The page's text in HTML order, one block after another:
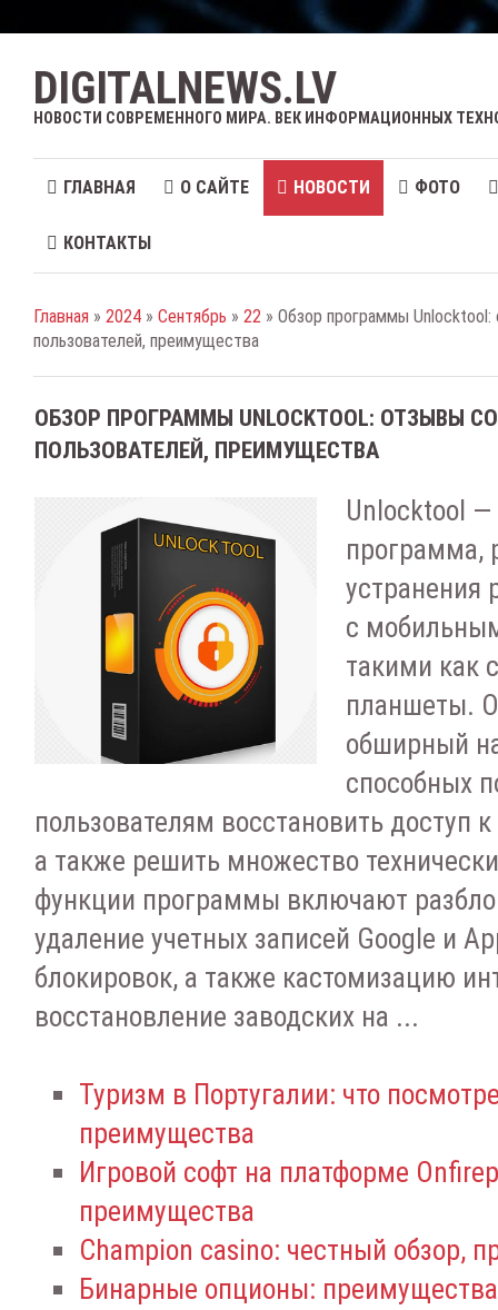
DIGITALNEWS.LV
НОВОСТИ СОВРЕМЕННОГО МИРА. ВЕК ИНФОРМАЦИОННЫХ
ГЛАВНАЯ О САЙТЕ НОВОСТИ ФОТО
КОНТАКТЫ
Главная » 2024 » Сентябрь » 22 » Обзор программы
пользователей, преимущества
ОБЗОР ПРОГРАММЫ UNLOCKTOOL: ОТЗЫВЫ
ПОЛЬЗОВАТЕЛЕЙ, ПРЕИМУЩЕСТВА
Unlocktool
программа,
устранения
с
такими как
планшеты.
обширный
способных
пользователям восстановить доступ
а также решить множество
функции программы включают
удаление учетных записей Google и
блокировок, а также кастомизацию
восстановление заводских на ...
Туризм в Португалии: что
преимущества
Игровой софт на платформе
преимущества
Champion casino: честный обзор,
Бинарные опционы: